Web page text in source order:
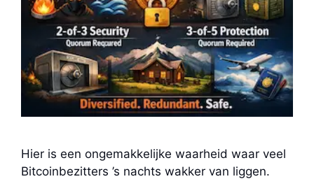
Hier is een ongemakkelijke waarheid waar veel
Bitcoinbezitters ’s nachts wakker van liggen.